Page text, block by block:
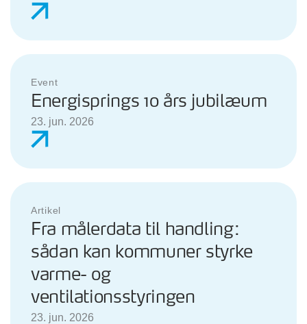
Event
Energisprings 10 års jubilæum
23. jun. 2026
Artikel
Fra målerdata til handling:
sådan kan kommuner styrke
varme- og
ventilationsstyringen
23. jun. 2026